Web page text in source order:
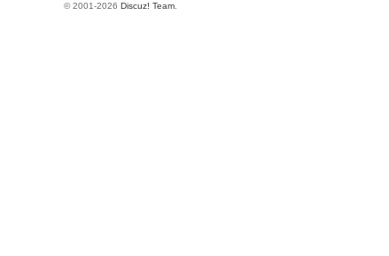
© 2001-2026 Discuz! Team